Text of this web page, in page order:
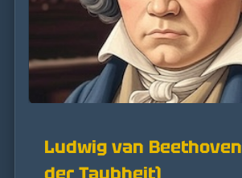
Ludwig van